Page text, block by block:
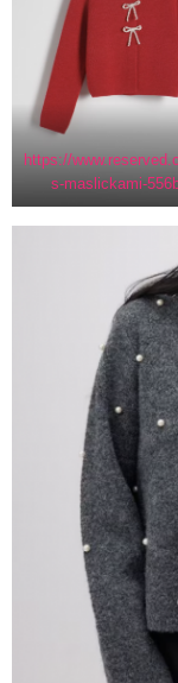
https://
s-maslickami-